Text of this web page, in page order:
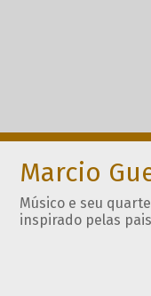
Marcio
Músico e seu
inspirado pelas